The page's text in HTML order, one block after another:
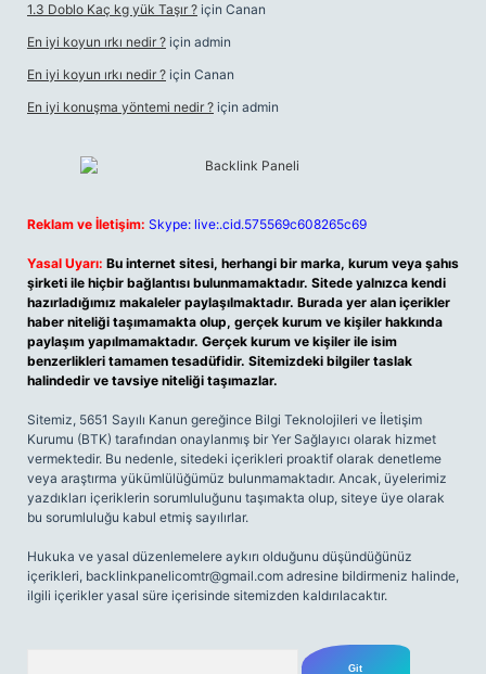
1.3 Doblo Kaç kg yük Taşır ? için Canan
En iyi koyun ırkı nedir ? için admin
En iyi koyun ırkı nedir ? için Canan
En iyi konuşma yöntemi nedir ? için admin
Reklam ve İletişim: Skype: live:.cid.575569c608265c69
Yasal Uyarı: Bu internet sitesi, herhangi bir marka, kurum veya şahıs
şirketi ile hiçbir bağlantısı bulunmamaktadır. Sitede yalnızca kendi
hazırladığımız makaleler paylaşılmaktadır. Burada yer alan içerikler
haber niteliği taşımamakta olup, gerçek kurum ve kişiler hakkında
paylaşım yapılmamaktadır. Gerçek kurum ve kişiler ile isim
benzerlikleri tamamen tesadüfidir. Sitemizdeki bilgiler taslak
halindedir ve tavsiye niteliği taşımazlar.
Sitemiz, 5651 Sayılı Kanun gereğince Bilgi Teknolojileri ve İletişim
Kurumu (BTK) tarafından onaylanmış bir Yer Sağlayıcı olarak hizmet
vermektedir. Bu nedenle, sitedeki içerikleri proaktif olarak denetleme
veya araştırma yükümlülüğümüz bulunmamaktadır. Ancak, üyelerimiz
yazdıkları içeriklerin sorumluluğunu taşımakta olup, siteye üye olarak
bu sorumluluğu kabul etmiş sayılırlar.
Hukuka ve yasal düzenlemelere aykırı olduğunu düşündüğünüz
içerikleri, backlinkpanelicomtr@gmail.com adresine bildirmeniz halinde,
ilgili içerikler yasal süre içerisinde sitemizden kaldırılacaktır.